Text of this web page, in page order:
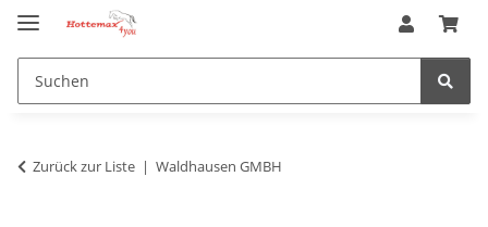
Zurück zur Liste Waldhausen GMBH